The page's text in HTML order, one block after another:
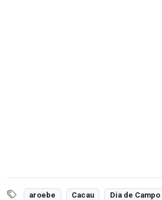
aroebe Cacau Dia de Campo